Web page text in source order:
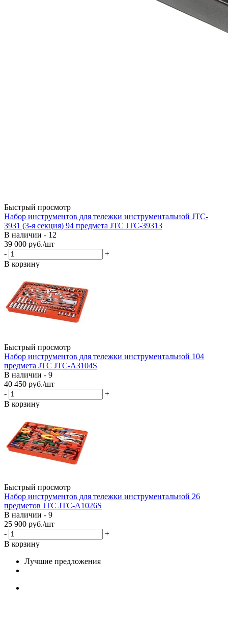
Быстрый просмотр
Набор инструментов для тележки инструментальной JTC-
3931 (3-я секция) 94 предмета JTC JTC-39313
В наличии - 12
39 000 руб./шт
-
+
В корзину
Быстрый просмотр
Набор инструментов для тележки инструментальной 104
предмета JTC JTC-A3104S
В наличии - 9
40 450 руб./шт
-
+
В корзину
Быстрый просмотр
Набор инструментов для тележки инструментальной 26
предметов JTC JTC-A1026S
В наличии - 9
25 900 руб./шт
-
+
В корзину
Лучшие предложения